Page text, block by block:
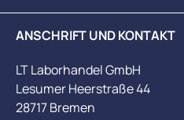
ANSCHRIFT UND KONTAKT
LT Laborhandel GmbH
Lesumer Heerstraße 44
28717 Bremen